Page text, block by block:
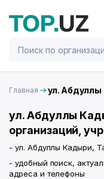
Главная ул.
ул. Абдуллы
организаций,
- ул. Абдуллы Кадыри,
- удобный поиск,
адреса и телефоны